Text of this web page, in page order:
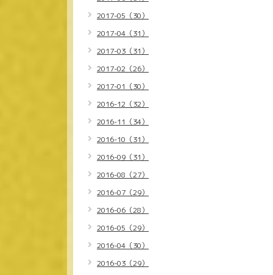
2017-05（30）
2017-04（31）
2017-03（31）
2017-02（26）
2017-01（30）
2016-12（32）
2016-11（34）
2016-10（31）
2016-09（31）
2016-08（27）
2016-07（29）
2016-06（28）
2016-05（29）
2016-04（30）
2016-03（29）